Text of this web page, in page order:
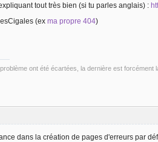
tout très bien (si tu parles anglais) :
(ex ma propre 404)
ont été écartées, la dernière est forcément
dans la création de pages d'erreurs par